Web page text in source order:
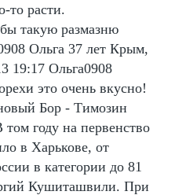
то расти.
такую размазню
Ольга 37 лет Крым,
19:17 Ольга0908
это очень вкусно!
Бор - Tимозин
году на первенство
в Харькове, от
в категории до 81
Кушиташвили. При